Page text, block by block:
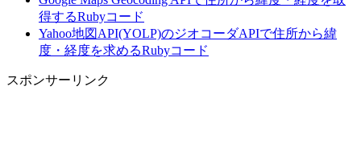
得するRubyコード
Yahoo地図API(YOLP)のジオコーダAPIで住所から緯
度・経度を求めるRubyコード
スポンサーリンク